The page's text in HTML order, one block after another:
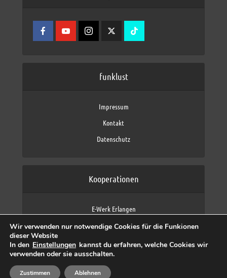
funklust
Impressum
Kontakt
Datenschutz
Kooperationen
E-Werk Erlangen
Fraunhofer IIS
max neo (AFK max)
Copyright © 2026 by funklust, FAU
Wir verwenden nur notwendige Cookies für die Funkionen
dieser Website
In den Einstellungen kannst du erfahren, welche Cookies wir
verwenden oder sie ausschalten.
Zustimmen Ablehnen